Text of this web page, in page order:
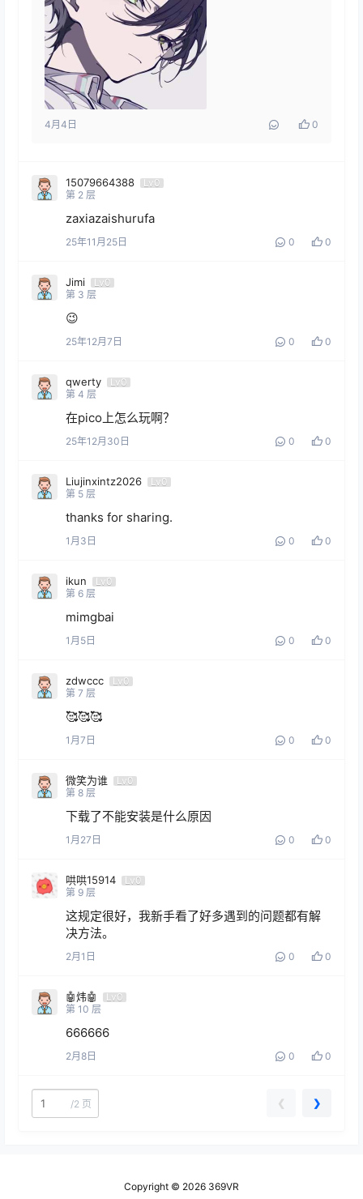
4月4日 0
15079664388
Lv0
第 2 层
zaxiazaishurufa
25年11月25日 0 0
Jimi
Lv0
第 3 层
😉
25年12月7日 0 0
qwerty
Lv0
第 4 层
在pico上怎么玩啊？
25年12月30日 0 0
Liujinxintz2026
Lv0
第 5 层
thanks for sharing.
1月3日 0 0
ikun
Lv0
第 6 层
mimgbai
1月5日 0 0
zdwccc
Lv0
第 7 层
🥰🥰🥰
1月7日 0 0
微笑为谁
Lv0
第 8 层
下载了不能安装是什么原因
1月27日 0 0
哄哄15914
Lv0
第 9 层
这规定很好，我新手看了好多遇到的问题都有解
决方法。
2月1日 0 0
🤖炜🤖
Lv0
第 10 层
666666
2月8日 0 0
/2 页 ❮ ❯
Copyright © 2026 369VR